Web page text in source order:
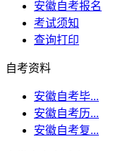
安徽自考报名
考试须知
查询打印
自考资料
安徽自考毕...
安徽自考历...
安徽自考复...